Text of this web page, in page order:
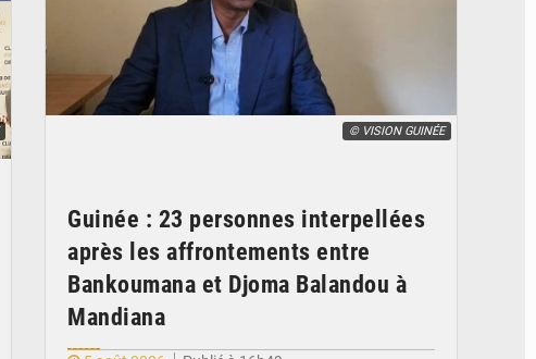
© VISION GUINÉE
Guinée : 23 personnes interpellées
après les affrontements entre
Bankoumana et Djoma Balandou à
Mandiana